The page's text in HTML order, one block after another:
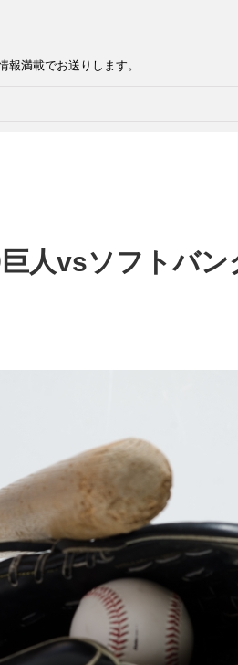
満載でお送りします。
人vsソフトバン